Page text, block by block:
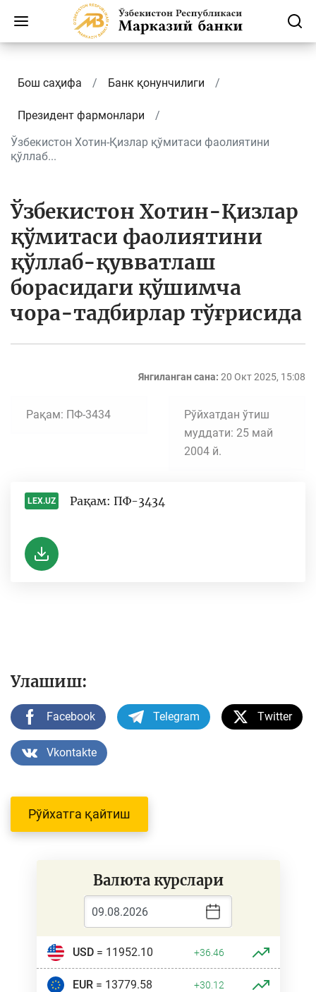
Бош саҳифа Банк қонунчилиги
Президент фармонлари
Ўзбекистон Хотин-Қизлар қўмитаси фаолиятини
қўллаб...
Ўзбекистон Хотин-Қизлар
қўмитаси фаолиятини
қўллаб-қувватлаш
борасидаги қўшимча
чора-тадбирлар тўғрисида
Янгиланган сана: 20 Окт 2025, 15:08
Рақам: ПФ-3434
Рўйхатдан ўтиш
муддати: 25 май
2004 й.
LEX.UZ Рақам: ПФ-3434
Улашиш:
Facebook Telegram Twitter
Vkontakte
Рўйхатга қайтиш
Валюта курслари
USD= 11952.10 +36.46
EUR= 13779.58 +30.12